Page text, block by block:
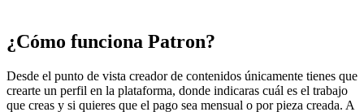
¿Cómo funciona Patron?
Desde el punto de vista creador de contenidos únicamente tienes que
crearte un perfil en la plataforma, donde indicaras cuál es el trabajo
que creas y si quieres que el pago sea mensual o por pieza creada. A